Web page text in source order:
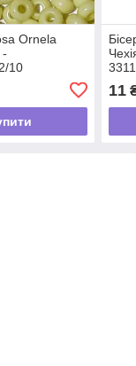
Ornela
-
10
11